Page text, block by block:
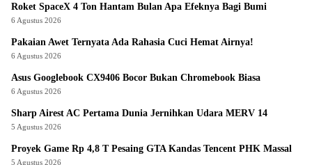
Roket SpaceX 4 Ton Hantam Bulan Apa Efeknya Bagi Bumi
6 Agustus 2026
Pakaian Awet Ternyata Ada Rahasia Cuci Hemat Airnya!
6 Agustus 2026
Asus Googlebook CX9406 Bocor Bukan Chromebook Biasa
6 Agustus 2026
Sharp Airest AC Pertama Dunia Jernihkan Udara MERV 14
5 Agustus 2026
Proyek Game Rp 4,8 T Pesaing GTA Kandas Tencent PHK Massal
5 Agustus 2026